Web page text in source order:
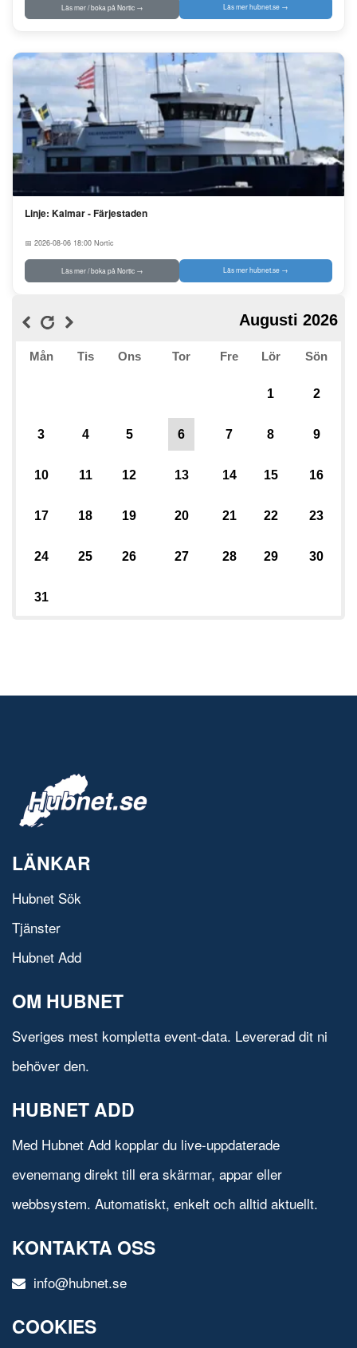
Läs mer / boka på Nortic → Läs mer hubnet.se →
Linje: Kalmar - Färjestaden
📅 2026-08-06 18:00 Nortic
Läs mer / boka på Nortic → Läs mer hubnet.se →
Augusti 2026
Mån Tis Ons Tor Fre Lör Sön
1 2
3 4 5 6 7 8 9
10 11 12 13 14 15 16
17 18 19 20 21 22 23
24 25 26 27 28 29 30
31
LÄNKAR
Hubnet Sök
Tjänster
Hubnet Add
OM HUBNET
Sveriges mest kompletta event-data. Levererad dit ni
behöver den.
HUBNET ADD
Med Hubnet Add kopplar du live-uppdaterade
evenemang direkt till era skärmar, appar eller
webbsystem. Automatiskt, enkelt och alltid aktuellt.
KONTAKTA OSS
info@hubnet.se
COOKIES